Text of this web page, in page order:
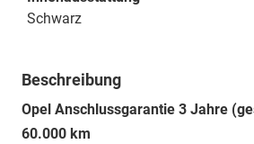
Schwarz
Beschreibung
Opel Anschlussgarantie 3 Jahre
60.000 km